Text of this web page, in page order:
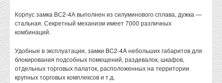
Корпус замка ВС2-4А выполнен из силуминового сплава, дужка —
стальная. Секретный механизм имеет 7000 различных
комбинаций.
Удобные в эксплуатации, замки BC2-4A небольших габаритов для
блокирования подсобных помещений, раздевалок, шкафов,
отдельных торговых палаток, расположенных на территории
крупных торговых комплексов и т.д.